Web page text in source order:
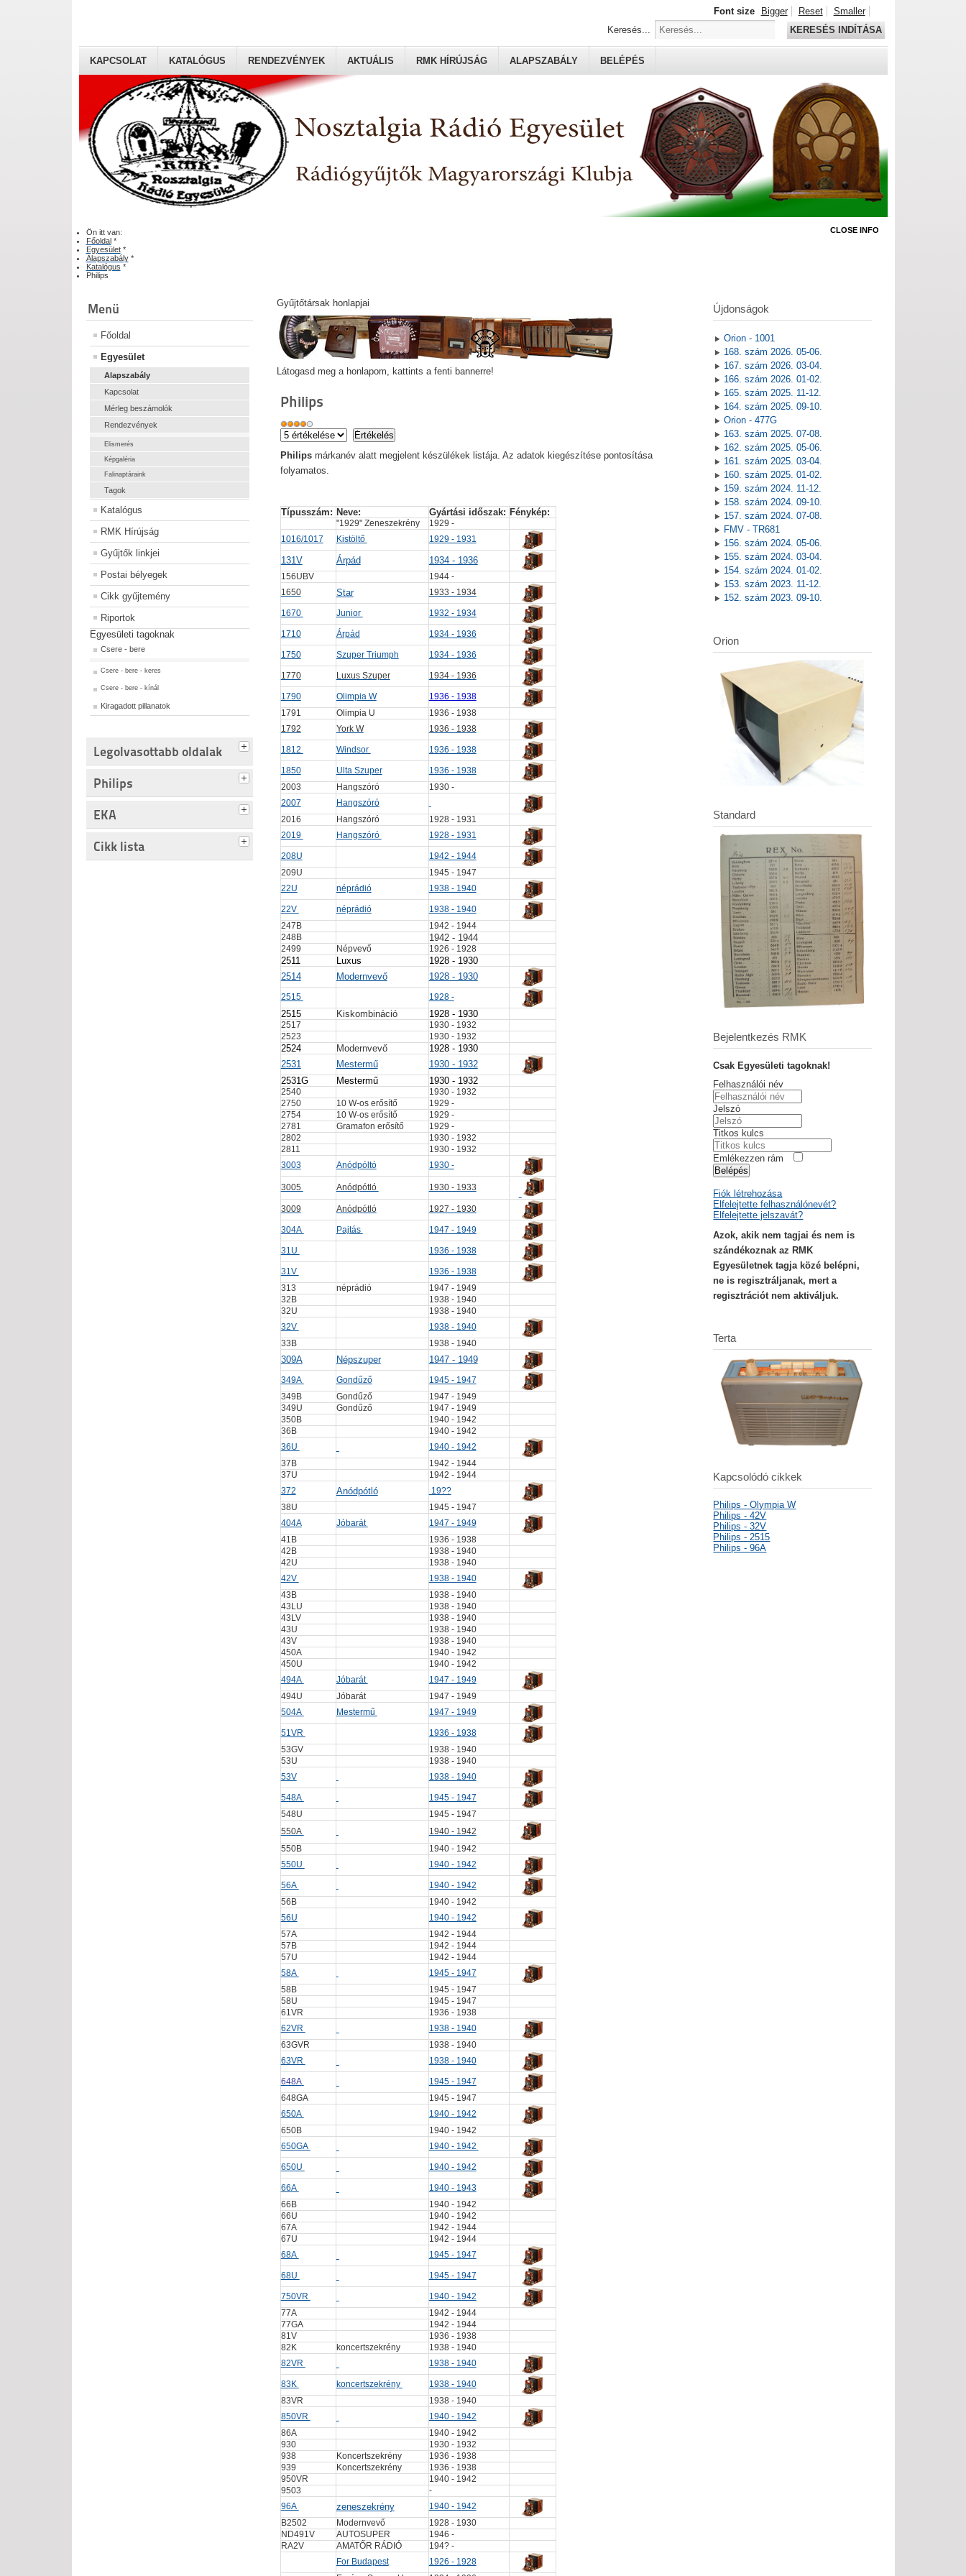
Rádiógyűjtők Magyaroszági Klubja
KAPCSOLAT KATALÓGUS RENDEZVÉNYEK AKTUÁLIS RMK HÍRÚJSÁG ALAPSZABÁLY BELÉPÉS
Font size Bigger Reset
Smaller
Keresés...
KERESÉS INDÍTÁSA
Ön itt van:
Főoldal *
Egyesület *
Alapszabály *
Katalógus *
Philips
Menü
Főoldal
Egyesület
Alapszabály
Kapcsolat
Mérleg beszámolók
Rendezvények
Elismerés
Képgaléria
Falinaptáraink
Tagok
Katalógus
RMK Hírújság
Gyűjtők linkjei
Postai bélyegek
Cikk gyűjtemény
Riportok
Egyesületi tagoknak
Csere - bere
Csere - bere - keres
Csere - bere - kínál
Kiragadott pillanatok
Legolvasottabb oldalak
Philips
EKA
Cikk lista
Gyűjtőtársak honlapjai
Látogasd meg a honlapom, kattints a fenti bannerre!
Philips
Philips márkanév alatt megjelent készülékek listája. Az adatok kiegészítése pontosítása
folyamatos.
Típusszám: Neve: Gyártási időszak: Fénykép:
"1929" Zeneszekrény
1929 -
1016/1017
Kistöltő 1929 - 1931
131V Árpád 1934 - 1936
156UBV
1944 -
1650
Star 1933 - 1934
1670 Junior 1932 - 1934
1710 Árpád 1934 - 1936
1750 Szuper Triumph 1934 - 1936
1770 Luxus Szuper 1934 - 1936
1790 Olimpia W
1936 - 1938
1791
Olimpia U
1936 - 1938
1792
York W 1936 - 1938
1812 Windsor 1936 - 1938
1850 Ulta Szuper
1936 - 1938
2003
Hangszóró
1930 -
2007
Hangszóró
2016
Hangszóró
1928 - 1931
2019
Hangszóró 1928 - 1931
208U
1942 - 1944
209U
1945 - 1947
22U
néprádió 1938 - 1940
22V néprádió
1938 - 1940
247B
1942 - 1944
248B
1942 - 1944
2499 Népvevő 1926 - 1928
2511 Luxus
1928 - 1930
2514
Modernvevő 1928 - 1930
2515 1928 -
2515 Kiskombináció 1928 - 1930
2517
1930 - 1932
2523
1930 - 1932
2524 Modernvevő
1928 - 1930
2531
Mestermű
1930 - 1932
2531G
Mestermű 1930 - 1932
2540
1930 - 1932
2750
10 W-os erősítő
1929 -
2754
10 W-os erősítő
1929 -
2781
Gramafon erősítő
1929 -
2802
1930 - 1932
2811
1930 - 1932
3003
Anódpóltó 1930 -
3005 Anódpótló 1930 - 1933
3009 Anódpótló 1927 - 1930
304A Pajtás 1947 - 1949
31U 1936 - 1938
31V
1936 - 1938
313
néprádió
1947 - 1949
32B
1938 - 1940
32U
1938 - 1940
32V
1938 - 1940
33B
1938 - 1940
309A Népszuper 1947 - 1949
349A Gondűző
1945 - 1947
349B
Gondűző
1947 - 1949
349U
Gondűző
1947 - 1949
350B
1940 - 1942
36B
1940 - 1942
36U
1940 - 1942
37B
1942 - 1944
37U
1942 - 1944
372
Anódpótló
19??
38U
1945 - 1947
404A
Jóbarát
1947 - 1949
41B
1936 - 1938
42B
1938 - 1940
42U
1938 - 1940
42V
1938 - 1940
43B
1938 - 1940
43LU
1938 - 1940
43LV
1938 - 1940
43U
1938 - 1940
43V
1938 - 1940
450A
1940 - 1942
450U
1940 - 1942
494A
Jóbarát
1947 - 1949
494U
Jóbarát
1947 - 1949
504A
Mestermű 1947 - 1949
51VR
1936 - 1938
53GV
1938 - 1940
53U
1938 - 1940
53V
1938 - 1940
548A
1945 - 1947
548U
1945 - 1947
550A
1940 - 1942
550B
1940 - 1942
550U
1940 - 1942
56A
1940 - 1942
56B
1940 - 1942
56U
1940 - 1942
57A
1942 - 1944
57B
1942 - 1944
57U
1942 - 1944
58A
1945 - 1947
58B
1945 - 1947
58U
1945 - 1947
61VR
1936 - 1938
62VR
1938 - 1940
63GVR
1938 - 1940
63VR
1938 - 1940
648A
1945 - 1947
648GA
1945 - 1947
650A
1940 - 1942
650B
1940 - 1942
650GA
1940 - 1942
650U 1940 - 1942
66A
1940 - 1943
66B
1940 - 1942
66U
1940 - 1942
67A
1942 - 1944
67U
1942 - 1944
68A
1945 - 1947
68U 1945 - 1947
750VR
1940 - 1942
77A
1942 - 1944
77GA
1942 - 1944
81V
1936 - 1938
82K
koncertszekrény
1938 - 1940
82VR
1938 - 1940
83K koncertszekrény
1938 - 1940
83VR
1938 - 1940
850VR
1940 - 1942
86A
1940 - 1942
930
1930 - 1932
938
Koncertszekrény
1936 - 1938
939
Koncertszekrény
1936 - 1938
950VR
1940 - 1942
9503
-
96A
zeneszekrény
1940 - 1942
B2502
Modernvevő
1928 - 1930
ND491V
AUTOSUPER
1946 -
RA2V
AMATŐR RÁDIÓ
194? -
For Budapest
1926 - 1928
CLOSE INFO
Újdonságok
Orion - 1001
168. szám 2026. 05-06.
167. szám 2026. 03-04.
166. szám 2026. 01-02.
165. szám 2025. 11-12.
164. szám 2025. 09-10.
Orion - 477G
163. szám 2025. 07-08.
162. szám 2025. 05-06.
161. szám 2025. 03-04.
160. szám 2025. 01-02.
159. szám 2024. 11-12.
158. szám 2024. 09-10.
157. szám 2024. 07-08.
FMV - TR681
156. szám 2024. 05-06.
155. szám 2024. 03-04.
154. szám 2024. 01-02.
153. szám 2023. 11-12.
152. szám 2023. 09-10.
Orion
Standard
Bejelentkezés RMK
Csak Egyesületi tagoknak!
Felhasználói név
Jelszó
Titkos kulcs
Emlékezzen rám
Belépés
Fiók létrehozása
Elfelejtette felhasználónevét?
Elfelejtette jelszavát?
Azok, akik nem tagjai és nem is
szándékoznak az RMK
Egyesületnek tagja közé belépni,
ne is regisztráljanak, mert a
regisztrációt nem aktiváljuk.
Terta
Kapcsolódó cikkek
Philips - Olympia W
Philips - 42V
Philips - 32V
Philips - 2515
Philips - 96A